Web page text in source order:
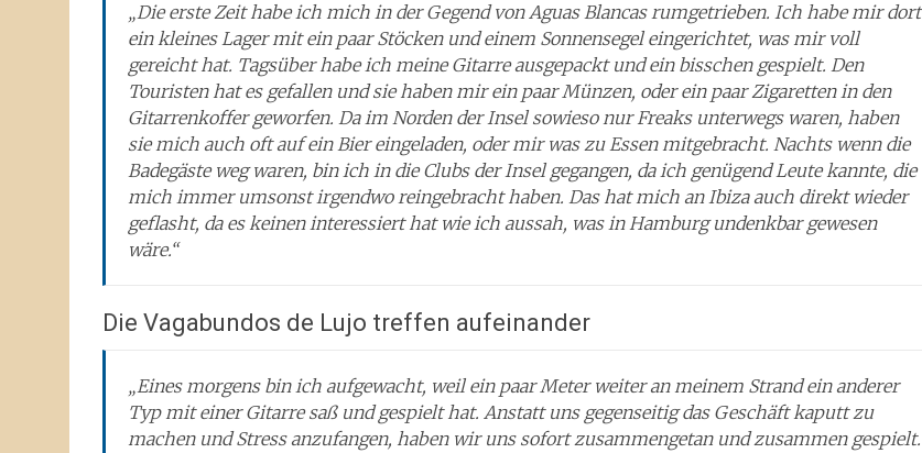
„Die erste Zeit habe ich mich in der Gegend von Aguas Blancas rumgetrieben. Ich habe mir dort
ein kleines Lager mit ein paar Stöcken und einem Sonnensegel eingerichtet, was mir voll
gereicht hat. Tagsüber habe ich meine Gitarre ausgepackt und ein bisschen gespielt. Den
Touristen hat es gefallen und sie haben mir ein paar Münzen, oder ein paar Zigaretten in den
Gitarrenkoffer geworfen. Da im Norden der Insel sowieso nur Freaks unterwegs waren, haben
sie mich auch oft auf ein Bier eingeladen, oder mir was zu Essen mitgebracht. Nachts wenn die
Badegäste weg waren, bin ich in die Clubs der Insel gegangen, da ich genügend Leute kannte, die
mich immer umsonst irgendwo reingebracht haben. Das hat mich an Ibiza auch direkt wieder
geflasht, da es keinen interessiert hat wie ich aussah, was in Hamburg undenkbar gewesen
wäre.“
Die Vagabundos de Lujo treffen aufeinander
„Eines morgens bin ich aufgewacht, weil ein paar Meter weiter an meinem Strand ein anderer
Typ mit einer Gitarre saß und gespielt hat. Anstatt uns gegenseitig das Geschäft kaputt zu
machen und Stress anzufangen, haben wir uns sofort zusammengetan und zusammen gespielt.